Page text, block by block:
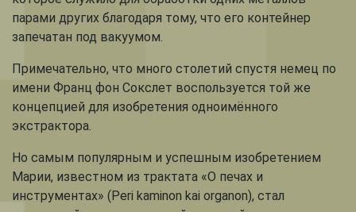
парами других благодаря тому, что его контейнер
запечатан под вакуумом.
Примечательно, что много столетий спустя немец по
имени Франц фон Сокслет воспользуется той же
концепцией для изобретения одноимённого
экстрактора.
Но самым популярным и успешным изобретением
Марии, известном из трактата «О печах и
инструментах» (Peri kaminon kai organon), стал